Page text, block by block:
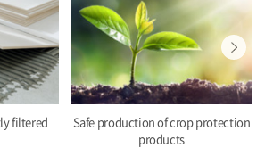
filtered
Safe production of crop protection
products